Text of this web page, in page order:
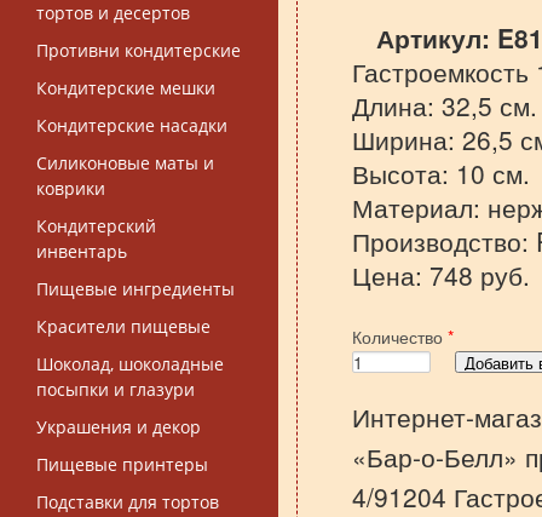
тортов и десертов
Противни кондитерские
Кондитерские мешки
Кондитерские насадки
Силиконовые маты и
коврики
Кондитерский
инвентарь
Пищевые ингредиенты
Красители пищевые
Шоколад, шоколадные
посыпки и глазури
Украшения и декор
Пищевые принтеры
Подставки для тортов
Артикул:
Гастроемкость
Длина: 32,5 см.
Ширина: 26,5
Высота: 10 см.
Материал:
Производство:
Цена: 748 руб.
Количество *
Интернет-
«Бар-о-Белл»
4/91204